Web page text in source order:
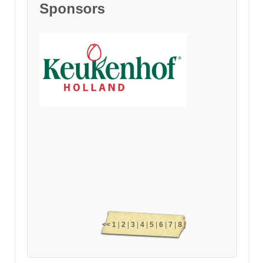
Sponsors
<< 1| 2|3|4| 5| 6| 7|8|